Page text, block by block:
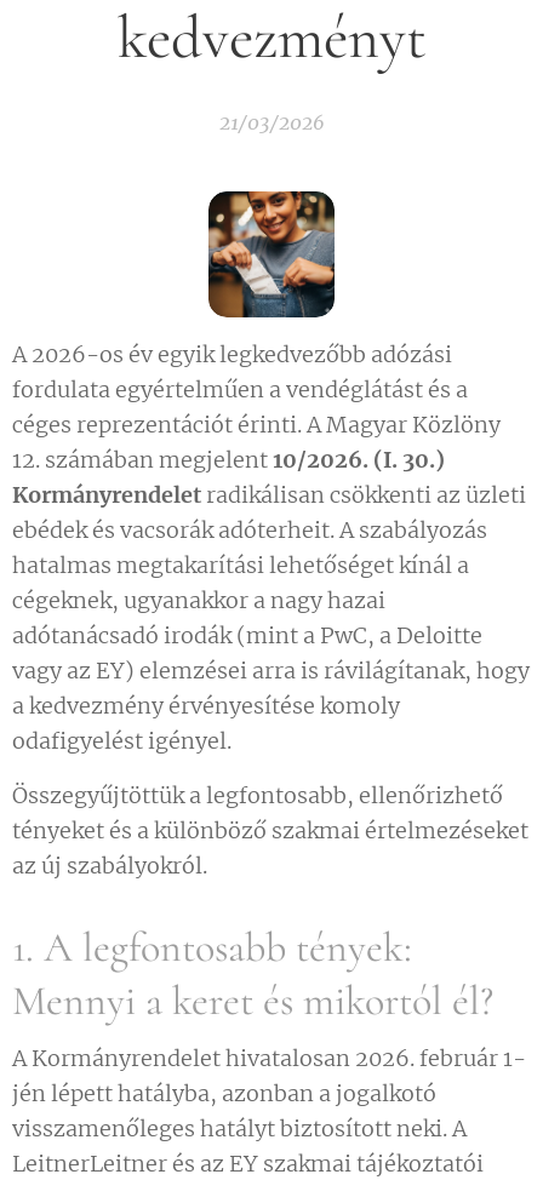
kedvezményt
21/03/2026
A 2026-os év egyik legkedvezőbb adózási
fordulata egyértelműen a vendéglátást és a
céges reprezentációt érinti. A Magyar Közlöny
12. számában megjelent10/2026. (I. 30.)
Kormányrendelet radikálisan csökkenti az üzleti
ebédek és vacsorák adóterheit. A szabályozás
hatalmas megtakarítási lehetőséget kínál a
cégeknek, ugyanakkor a nagy hazai
adótanácsadó irodák (mint a PwC, a Deloitte
vagy az EY) elemzései arra is rávilágítanak, hogy
a kedvezmény érvényesítése komoly
odafigyelést igényel.
Összegyűjtöttük a legfontosabb, ellenőrizhető
tényeket és a különböző szakmai értelmezéseket
az új szabályokról.
1. A legfontosabb tények:
Mennyi a keret és mikortól él?
A Kormányrendelet hivatalosan 2026. február 1-
jén lépett hatályba, azonban a jogalkotó
visszamenőleges hatályt biztosított neki. A
LeitnerLeitner és az EY szakmai tájékoztatói